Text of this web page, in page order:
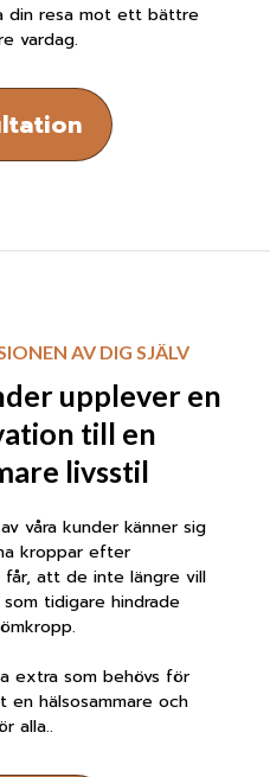
din resa mot ett bättre
vardag.
AV DIG SJÄLV
upplever en
till en
livsstil
våra kunder känner sig
kroppar efter
att de inte längre vill
tidigare hindrade
extra som behövs för
hälsosammare och
alla..